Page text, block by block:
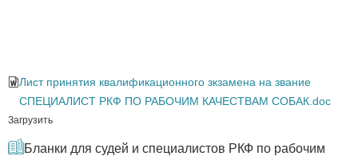
Лист принятия квалификационного зкзамена на звание
СПЕЦИАЛИСТ РКФ ПО РАБОЧИМ КАЧЕСТВАМ СОБАК.doc
Загрузить
Бланки для судей и специалистов РКФ по рабочим